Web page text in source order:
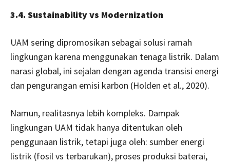
3.4. Sustainability vs Modernization
UAM sering dipromosikan sebagai solusi ramah
lingkungan karena menggunakan tenaga listrik. Dalam
narasi global, ini sejalan dengan agenda transisi energi
dan pengurangan emisi karbon (Holden et al., 2020).
Namun, realitasnya lebih kompleks. Dampak
lingkungan UAM tidak hanya ditentukan oleh
penggunaan listrik, tetapi juga oleh: sumber energi
listrik (fosil vs terbarukan), proses produksi baterai,